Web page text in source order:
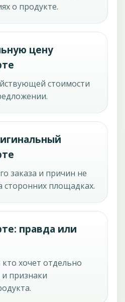
о продукте.
цену
стоимости
заказа и причин не
сторонних площадках.
правда или
хочет отдельно
признаки